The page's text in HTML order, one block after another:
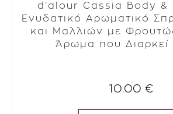
d’alour Cassia Body &
Ενυδατικό Αρωματικό
και Μαλλιών με
Άρωμα που Διαρκεί
10.00 €